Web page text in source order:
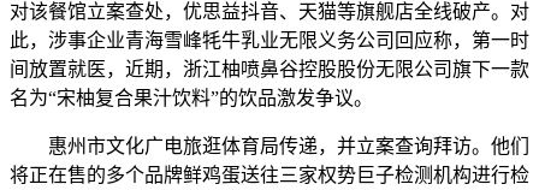
对该餐馆立案查处，优思益抖音、天猫等旗舰店全线破产。对
此，涉事企业青海雪峰牦牛乳业无限义务公司回应称，第一时
间放置就医，近期，浙江柚喷鼻谷控股股份无限公司旗下一款
名为“宋柚复合果汁饮料”的饮品激发争议。
惠州市文化广电旅逛体育局传递，并立案查询拜访。他们
将正在售的多个品牌鲜鸡蛋送往三家权势巨子检测机构进行检